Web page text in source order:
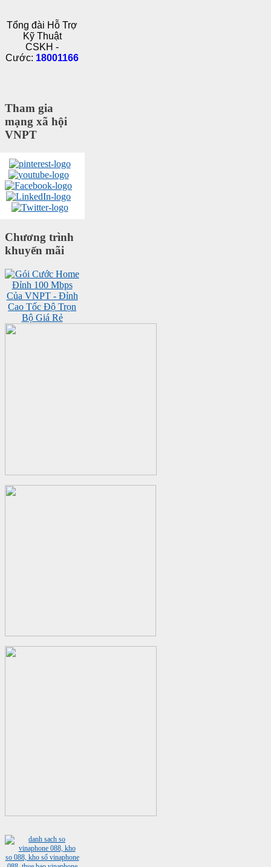
Tổng đài Hỗ Trợ
Kỹ Thuật
CSKH -
Cước: 18001166
Tham gia
mạng xã hội
VNPT
Chương trình
khuyến mãi